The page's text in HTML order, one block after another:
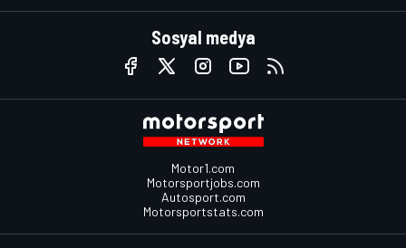
Sosyal medya
Motor1.com
Motorsportjobs.com
Autosport.com
Motorsportstats.com